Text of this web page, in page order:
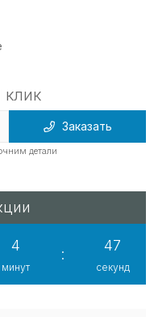
клик
Заказать
детали
4
минут
:
46
секунд